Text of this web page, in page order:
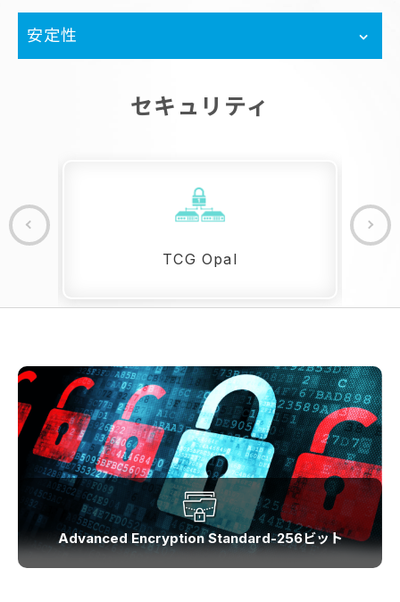
安定性
セキュリティ
TCG Opal
Advanced Encryption Standard-256ビット